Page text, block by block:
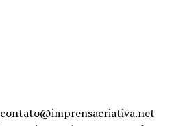
contato@imprensacriativa.net